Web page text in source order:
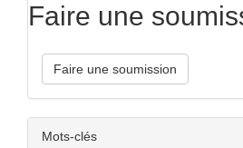
Faire une
Faire une soumission
Mots-clés